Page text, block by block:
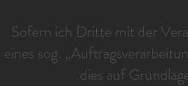
Sofern ich Dritte mit der
eines sog.
dies auf